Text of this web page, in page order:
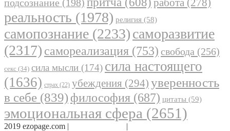
подсознание (198) работа (278)
реальность (1978) религия (58)
самопознание (2233)саморазвитие
(2317) самореализация (753) свобода (256)
секс (34) сила мысли (174) сила настоящего
(1636) страх (22) убеждения (294) уверенность
в себе (839) философия (687) цитаты (59)
эмоциональная сфера (2651)
2019 ezopage.com | |